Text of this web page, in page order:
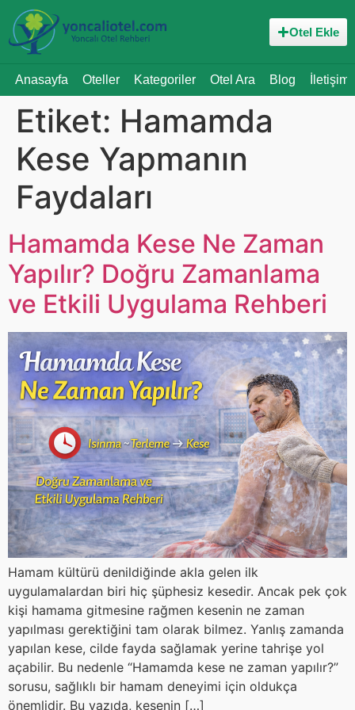
Otel Ekle
Anasayfa Oteller Kategoriler Otel Ara Blog İletişim
Etiket: Hamamda
Kese Yapmanın
Faydaları
Hamamda Kese Ne Zaman
Yapılır? Doğru Zamanlama
ve Etkili Uygulama Rehberi
Hamam kültürü denildiğinde akla gelen ilk
uygulamalardan biri hiç şüphesiz kesedir. Ancak pek çok
kişi hamama gitmesine rağmen kesenin ne zaman
yapılması gerektiğini tam olarak bilmez. Yanlış zamanda
yapılan kese, cilde fayda sağlamak yerine tahrişe yol
açabilir. Bu nedenle “Hamamda kese ne zaman yapılır?”
sorusu, sağlıklı bir hamam deneyimi için oldukça
önemlidir. Bu yazıda, kesenin […]